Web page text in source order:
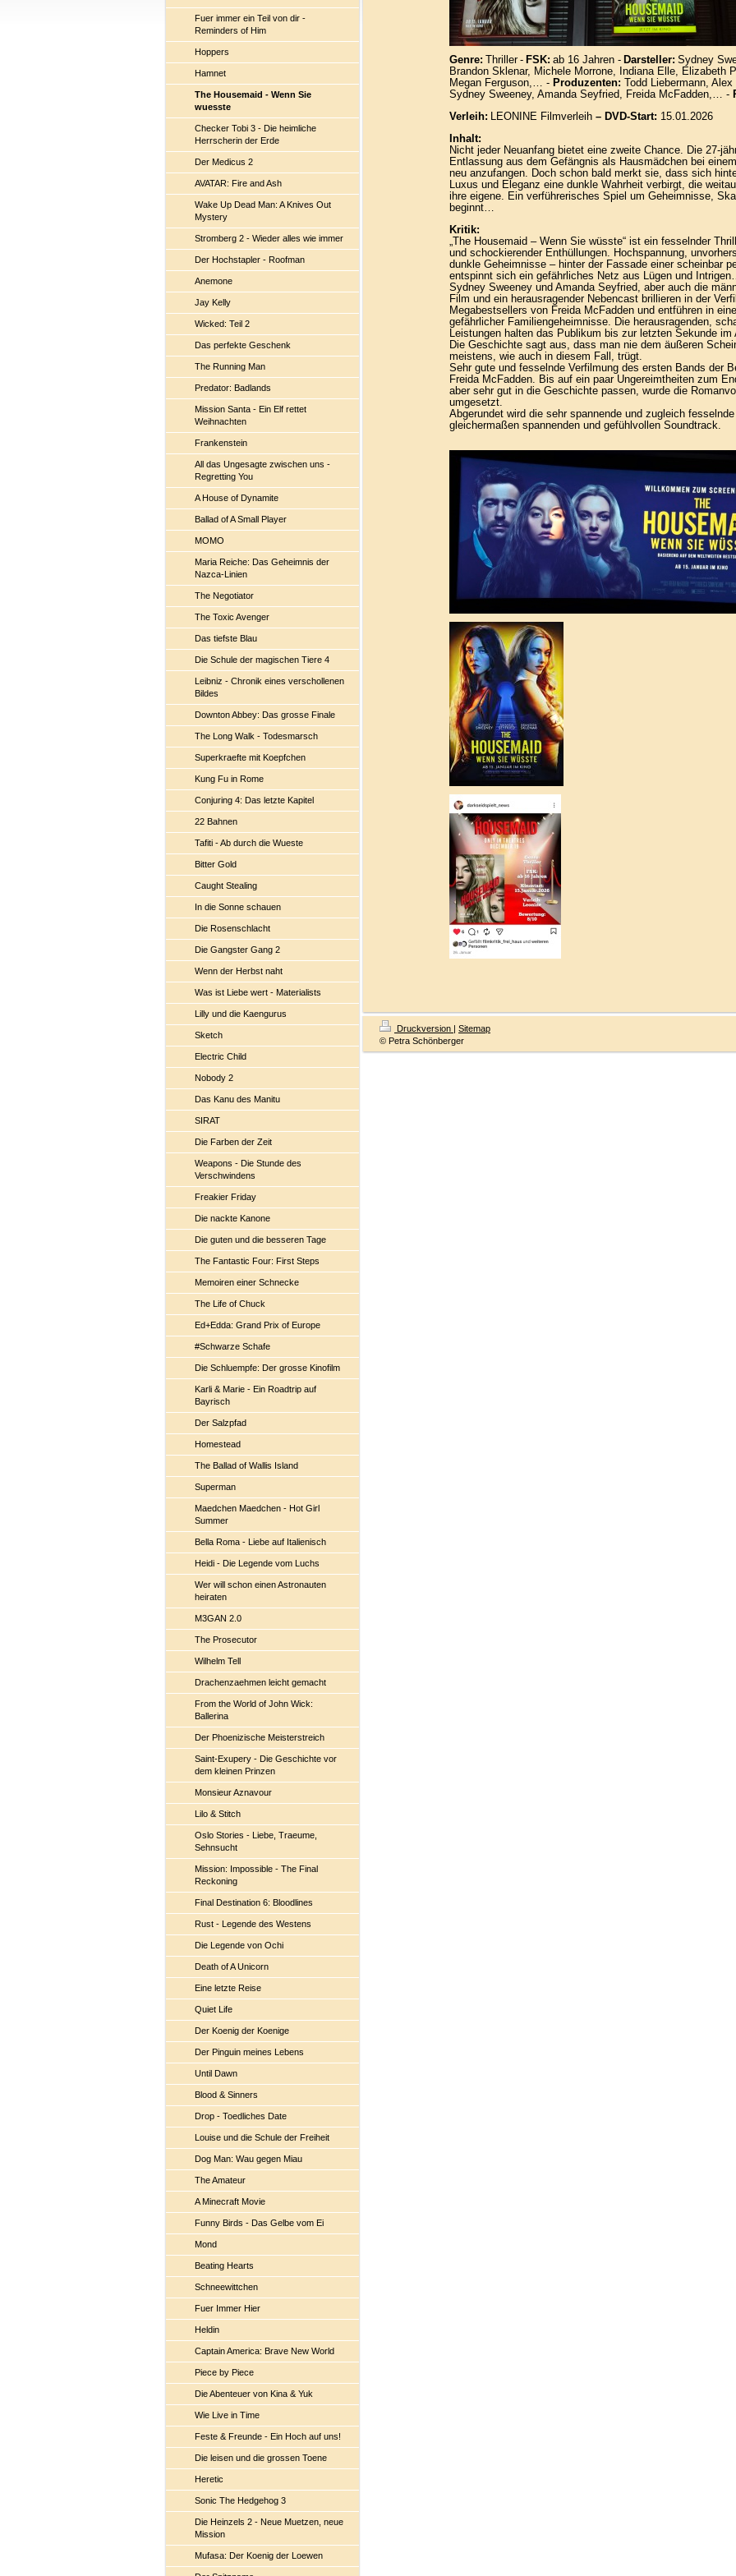
Fuer immer ein Teil von dir -
Reminders of Him
Hoppers
Hamnet
The Housemaid - Wenn Sie
wuesste
Checker Tobi 3 - Die heimliche
Herrscherin der Erde
Der Medicus 2
AVATAR: Fire and Ash
Wake Up Dead Man: A Knives Out
Mystery
Stromberg 2 - Wieder alles wie immer
Der Hochstapler - Roofman
Anemone
Jay Kelly
Wicked: Teil 2
Das perfekte Geschenk
The Running Man
Predator: Badlands
Mission Santa - Ein Elf rettet
Weihnachten
Frankenstein
All das Ungesagte zwischen uns -
Regretting You
A House of Dynamite
Ballad of A Small Player
MOMO
Maria Reiche: Das Geheimnis der
Nazca-Linien
The Negotiator
The Toxic Avenger
Das tiefste Blau
Die Schule der magischen Tiere 4
Leibniz - Chronik eines verschollenen
Bildes
Downton Abbey: Das grosse Finale
The Long Walk - Todesmarsch
Superkraefte mit Koepfchen
Kung Fu in Rome
Conjuring 4: Das letzte Kapitel
22 Bahnen
Tafiti - Ab durch die Wueste
Bitter Gold
Caught Stealing
In die Sonne schauen
Die Rosenschlacht
Die Gangster Gang 2
Wenn der Herbst naht
Was ist Liebe wert - Materialists
Lilly und die Kaengurus
Sketch
Electric Child
Nobody 2
Das Kanu des Manitu
SIRAT
Die Farben der Zeit
Weapons - Die Stunde des
Verschwindens
Freakier Friday
Die nackte Kanone
Die guten und die besseren Tage
The Fantastic Four: First Steps
Memoiren einer Schnecke
The Life of Chuck
Ed+Edda: Grand Prix of Europe
#Schwarze Schafe
Die Schluempfe: Der grosse Kinofilm
Karli & Marie - Ein Roadtrip auf
Bayrisch
Der Salzpfad
Homestead
The Ballad of Wallis Island
Superman
Maedchen Maedchen - Hot Girl
Summer
Bella Roma - Liebe auf Italienisch
Heidi - Die Legende vom Luchs
Wer will schon einen Astronauten
heiraten
M3GAN 2.0
The Prosecutor
Wilhelm Tell
Drachenzaehmen leicht gemacht
From the World of John Wick:
Ballerina
Der Phoenizische Meisterstreich
Saint-Exupery - Die Geschichte vor
dem kleinen Prinzen
Monsieur Aznavour
Lilo & Stitch
Oslo Stories - Liebe, Traeume,
Sehnsucht
Mission: Impossible - The Final
Reckoning
Final Destination 6: Bloodlines
Rust - Legende des Westens
Die Legende von Ochi
Death of A Unicorn
Eine letzte Reise
Quiet Life
Der Koenig der Koenige
Der Pinguin meines Lebens
Until Dawn
Blood & Sinners
Drop - Toedliches Date
Louise und die Schule der Freiheit
Dog Man: Wau gegen Miau
The Amateur
A Minecraft Movie
Funny Birds - Das Gelbe vom Ei
Mond
Beating Hearts
Schneewittchen
Fuer Immer Hier
Heldin
Captain America: Brave New World
Piece by Piece
Die Abenteuer von Kina & Yuk
Wie Live in Time
Feste & Freunde - Ein Hoch auf uns!
Die leisen und die grossen Toene
Heretic
Sonic The Hedgehog 3
Die Heinzels 2 - Neue Muetzen, neue
Mission
Mufasa: Der Koenig der Loewen
Genre: Thriller - FSK: ab 16 Jahren - Darsteller: Sydney
Brandon Sklenar, Michele Morrone, Indiana Elle, Elizabeth
Megan Ferguson,… - Produzenten: Todd Liebermann,
Sydney Sweeney, Amanda Seyfried, Freida McFadden,… -
Verleih: LEONINE Filmverleih – DVD-Start: 15.01.2026
Inhalt:
Nicht jeder Neuanfang bietet eine zweite Chance. Die 27-
Entlassung aus dem Gefängnis als Hausmädchen bei
neu anzufangen. Doch schon bald merkt sie, dass sich
Luxus und Eleganz eine dunkle Wahrheit verbirgt, die
ihre eigene. Ein verführerisches Spiel um Geheimnisse,
beginnt…
Kritik:
„The Housemaid – Wenn Sie wüsste“ ist ein fesselnder
und schockierender Enthüllungen. Hochspannung,
dunkle Geheimnisse – hinter der Fassade einer scheinbar
entspinnt sich ein gefährliches Netz aus Lügen und
Sydney Sweeney und Amanda Seyfried, aber auch die
Film und ein herausragender Nebencast brillieren in der
Megabestsellers von Freida McFadden und entführen in
gefährlicher Familiengeheimnisse. Die herausragenden,
Leistungen halten das Publikum bis zur letzten Sekunde im
Die Geschichte sagt aus, dass man nie dem äußeren
meistens, wie auch in diesem Fall, trügt.
Sehr gute und fesselnde Verfilmung des ersten Bands der
Freida McFadden. Bis auf ein paar Ungereimtheiten zum
aber sehr gut in die Geschichte passen, wurde die
umgesetzt.
Abgerundet wird die sehr spannende und zugleich
gleichermaßen spannenden und gefühlvollen Soundtrack.
Druckversion | Sitemap
© Petra Schönberger